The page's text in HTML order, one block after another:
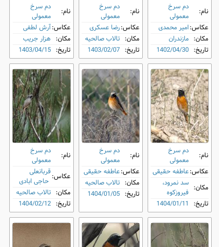
نام:
دم‌ سرخ
معمولی
عکاس:امیر محمدی
مکان: مازندران
تاریخ: 1402/04/30
نام:
دم‌ سرخ
معمولی
عکاس:رضا عسکری
مکان: تالاب صالحیه
تاریخ: 1403/02/07
نام:
دم‌ سرخ
معمولی
عکاس:آرش لطفی
مکان: هزار جریب
تاریخ: 1403/04/15
نام:
دم‌ سرخ
معمولی
عکاس:عاطفه حقیقی
مکان: سد نمرود،
فیروزکوه
تاریخ: 1404/01/11
نام:
دم‌ سرخ
معمولی
عکاس:عاطفه حقیقی
مکان: تالاب صالحیه
تاریخ: 1404/01/05
نام:
دم‌ سرخ
معمولی
عکاس:قربانعلی
حاجی ابادی
مکان: تالاب صالحیه
تاریخ: 1404/02/12